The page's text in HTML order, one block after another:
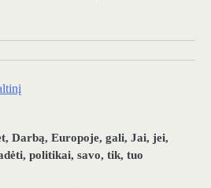
, Darbą, Europoje, gali, Jai, jei,
, politikai, savo, tik, tuo